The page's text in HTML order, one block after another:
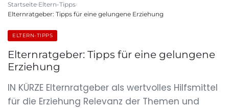
Startseite Eltern-Tipps
Elternratgeber: Tipps für eine gelungene Erziehung
ELTERN-TIPPS
Elternratgeber: Tipps für eine gelungene
Erziehung
IN KÜRZE Elternratgeber als wertvolles Hilfsmittel
für die Erziehung Relevanz der Themen und